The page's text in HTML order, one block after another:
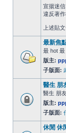
宣揚迷
違反著
上述貼
最新焦
最 hot 最
版主:
子版面:
醫生 朋
醫生 朋
版主:
子版面:
休閒 休